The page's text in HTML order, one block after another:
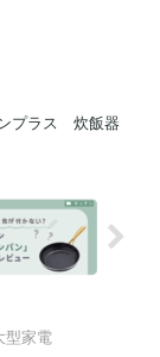
ンプラス 炊飯器
型家電